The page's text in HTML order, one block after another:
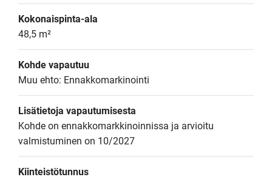
Kokonaispinta-ala
48,5 m²
Kohde vapautuu
Muu ehto: Ennakkomarkinointi
Lisätietoja vapautumisesta
Kohde on ennakkomarkkinoinnissa ja arvioitu
valmistuminen on 10/2027
Kiinteistötunnus